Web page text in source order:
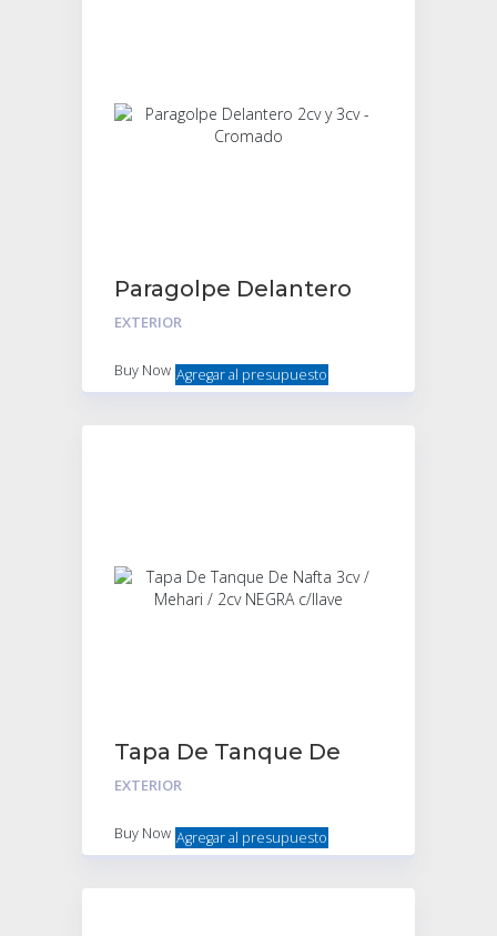
Paragolpe Delantero
2cv y 3cv – Cromado
EXTERIOR
Buy Now Agregar al presupuesto
Tapa De Tanque De
Nafta 3cv / Mehari / 2cv
EXTERIOR
Buy Now Agregar al presupuesto